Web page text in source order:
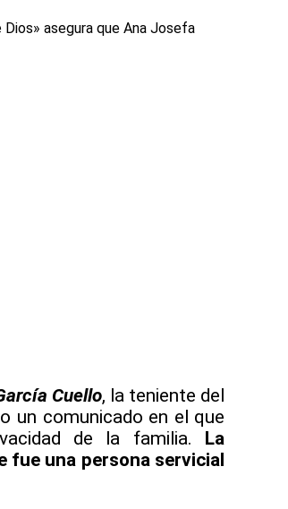
Dios» asegura que Ana Josefa
Cuello, la teniente del
un comunicado en el que
de la familia. La
fue una persona servicial